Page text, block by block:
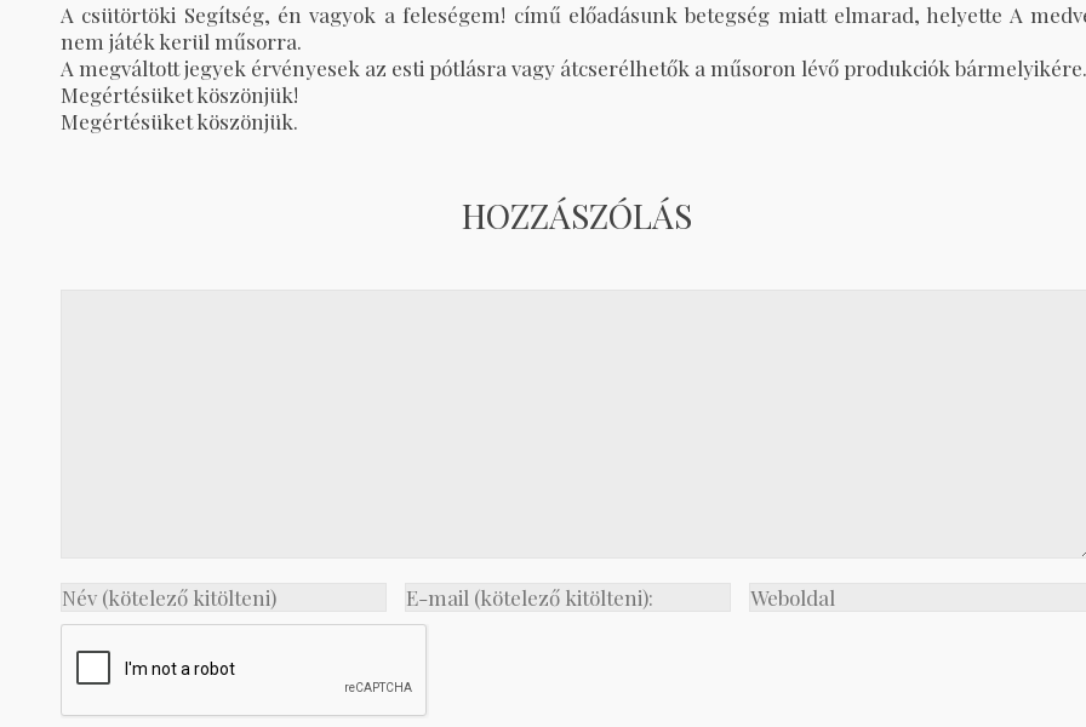
A csütörtöki Segítség, én vagyok a feleségem! című előadásunk betegség miatt elmarad, helyette A
nem játék kerül műsorra.
A megváltott jegyek érvényesek az esti pótlásra vagy átcserélhetők a műsoron lévő produkciók bármelyikére.
Megértésüket köszönjük!
Megértésüket köszönjük.
HOZZÁSZÓLÁS